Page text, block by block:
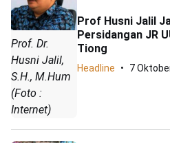
Prof. Dr.
Husni Jalil,
S.H., M.Hum
(Foto :
Internet)
Prof Husni Jalil
Persidangan JR
Tiong
Headline 7